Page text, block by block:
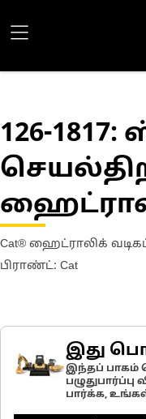
126-1817:
Cat® ஹைட்ராலிக்
பிராண்ட்: Cat
இது
இந்தப் பாகம்
பார்க்க,